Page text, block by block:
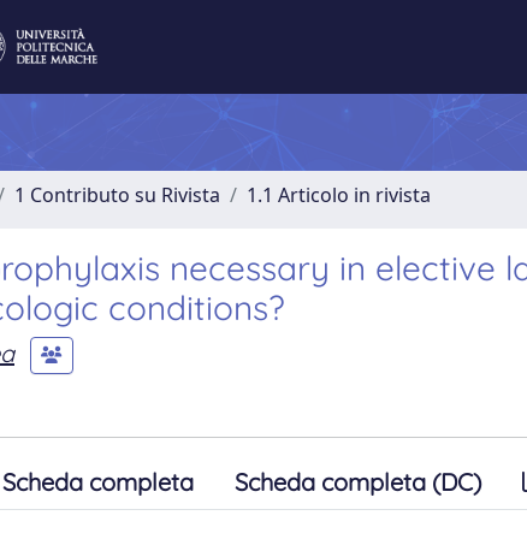
1 Contributo su Rivista 1.1 Articolo in rivista
necessary in elective
conditions?
Scheda completa Scheda completa (DC)